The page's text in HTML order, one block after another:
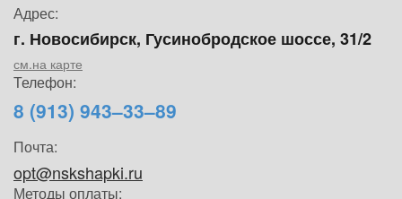
Адрес:
г. Новосибирск, Гусинобродское шоссе, 31/2
см.на карте
Телефон:
8 (913) 943–33–89
Почта:
opt@nskshapki.ru
Методы оплаты: